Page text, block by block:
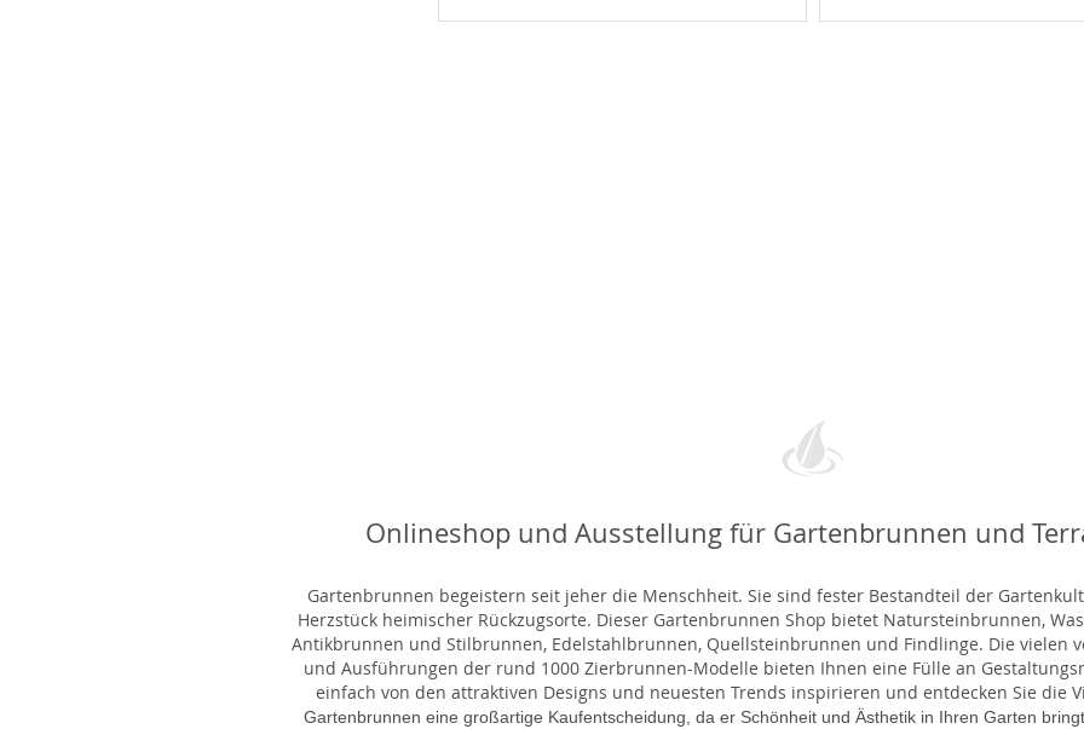
Onlineshop und Ausstellung für Gartenbrunnen und
Gartenbrunnen begeistern seit jeher die Menschheit. Sie sind fester Bestandteil der
Herzstück heimischer Rückzugsorte. Dieser Gartenbrunnen Shop bietet Natursteinbrunnen,
Antikbrunnen und Stilbrunnen, Edelstahlbrunnen, Quellsteinbrunnen und Findlinge. Die vielen
und Ausführungen der rund 1000 Zierbrunnen-Modelle bieten Ihnen eine Fülle an
einfach von den attraktiven Designs und neuesten Trends inspirieren und entdecken Sie die
Gartenbrunnen eine großartige Kaufentscheidung, da er Schönheit und Ästhetik in Ihren Garten